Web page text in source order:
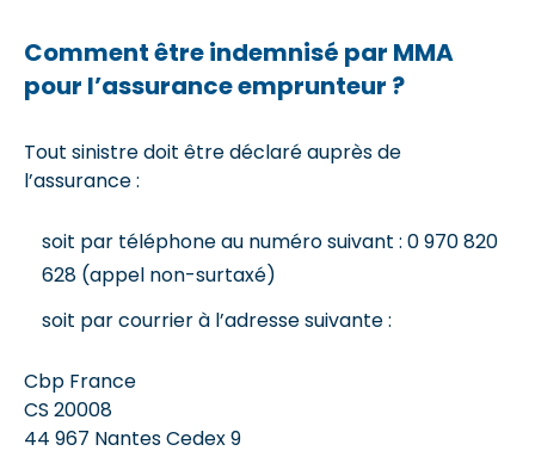
Comment être indemnisé par MMA
pour l’assurance emprunteur ?
Tout sinistre doit être déclaré auprès de
l’assurance :
soit par téléphone au numéro suivant : 0 970 820
628 (appel non-surtaxé)
soit par courrier à l’adresse suivante :
Cbp France
CS 20008
44 967 Nantes Cedex 9